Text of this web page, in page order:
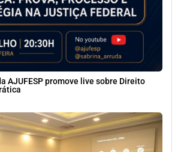
AJUFESP promove live sobre Direito